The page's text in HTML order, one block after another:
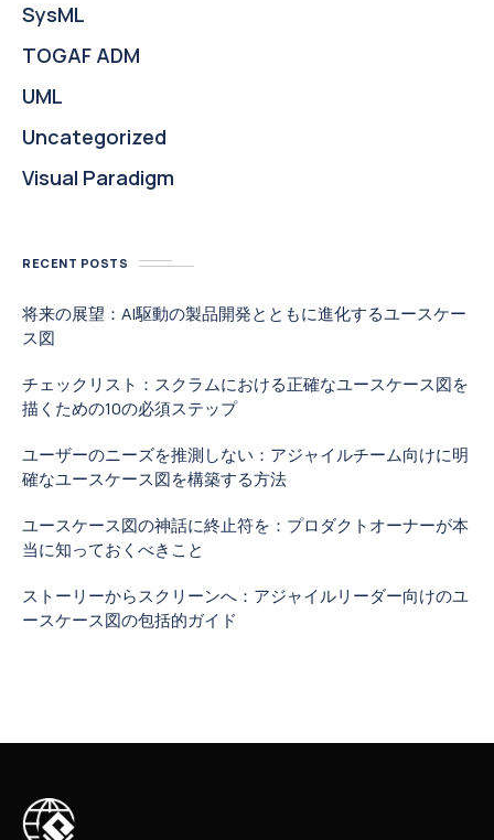
SysML
TOGAF ADM
UML
Uncategorized
Visual Paradigm
RECENT POSTS
将来の展望：AI駆動の製品開発とともに進化するユースケー
ス図
チェックリスト：スクラムにおける正確なユースケース図を
描くための10の必須ステップ
ユーザーのニーズを推測しない：アジャイルチーム向けに明
確なユースケース図を構築する方法
ユースケース図の神話に終止符を：プロダクトオーナーが本
当に知っておくべきこと
ストーリーからスクリーンへ：アジャイルリーダー向けのユ
ースケース図の包括的ガイド